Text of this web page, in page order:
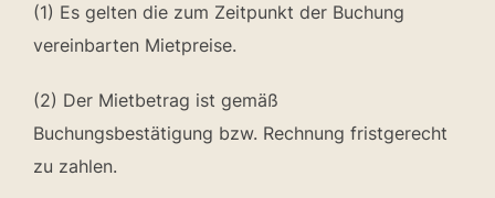
(1) Es gelten die zum Zeitpunkt der Buchung
vereinbarten Mietpreise.
(2) Der Mietbetrag ist gemäß
Buchungsbestätigung bzw. Rechnung fristgerecht
zu zahlen.